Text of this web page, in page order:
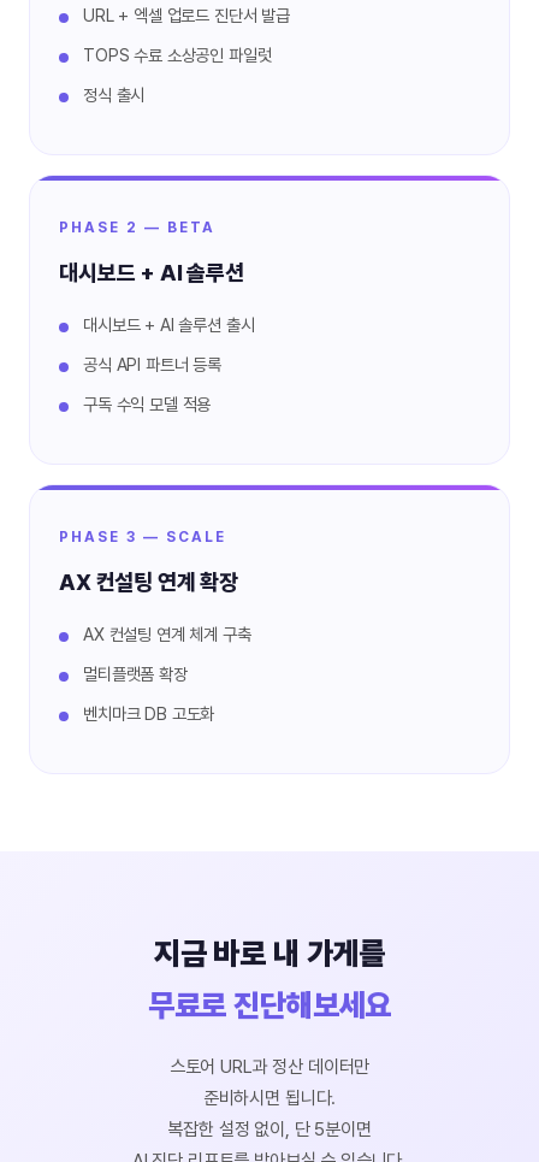
URL + 엑셀 업로드 진단서 발급
TOPS 수료 소상공인 파일럿
정식 출시
PHASE 2 — BETA
대시보드 + AI 솔루션
대시보드 + AI 솔루션 출시
공식 API 파트너 등록
구독 수익 모델 적용
PHASE 3 — SCALE
AX 컨설팅 연계 확장
AX 컨설팅 연계 체계 구축
멀티플랫폼 확장
벤치마크 DB 고도화
지금 바로 내 가게를
무료로 진단해보세요
스토어 URL과 정산 데이터만
준비하시면 됩니다.
복잡한 설정 없이, 단 5분이면